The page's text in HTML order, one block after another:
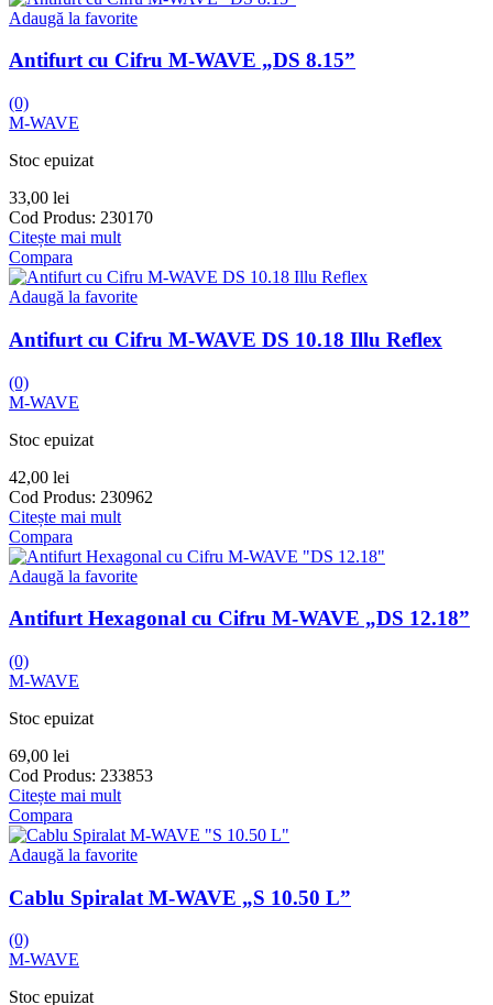
Adaugă la favorite
Antifurt cu Cifru M-WAVE „DS 8.15”
(0)
M-WAVE
Stoc epuizat
33,00 lei
Cod Produs: 230170
Citește mai mult
Compara
Adaugă la favorite
Antifurt cu Cifru M-WAVE DS 10.18 Illu Reflex
(0)
M-WAVE
Stoc epuizat
42,00 lei
Cod Produs: 230962
Citește mai mult
Compara
Adaugă la favorite
Antifurt Hexagonal cu Cifru M-WAVE „DS 12.18”
(0)
M-WAVE
Stoc epuizat
69,00 lei
Cod Produs: 233853
Citește mai mult
Compara
Adaugă la favorite
Cablu Spiralat M-WAVE „S 10.50 L”
(0)
M-WAVE
Stoc epuizat